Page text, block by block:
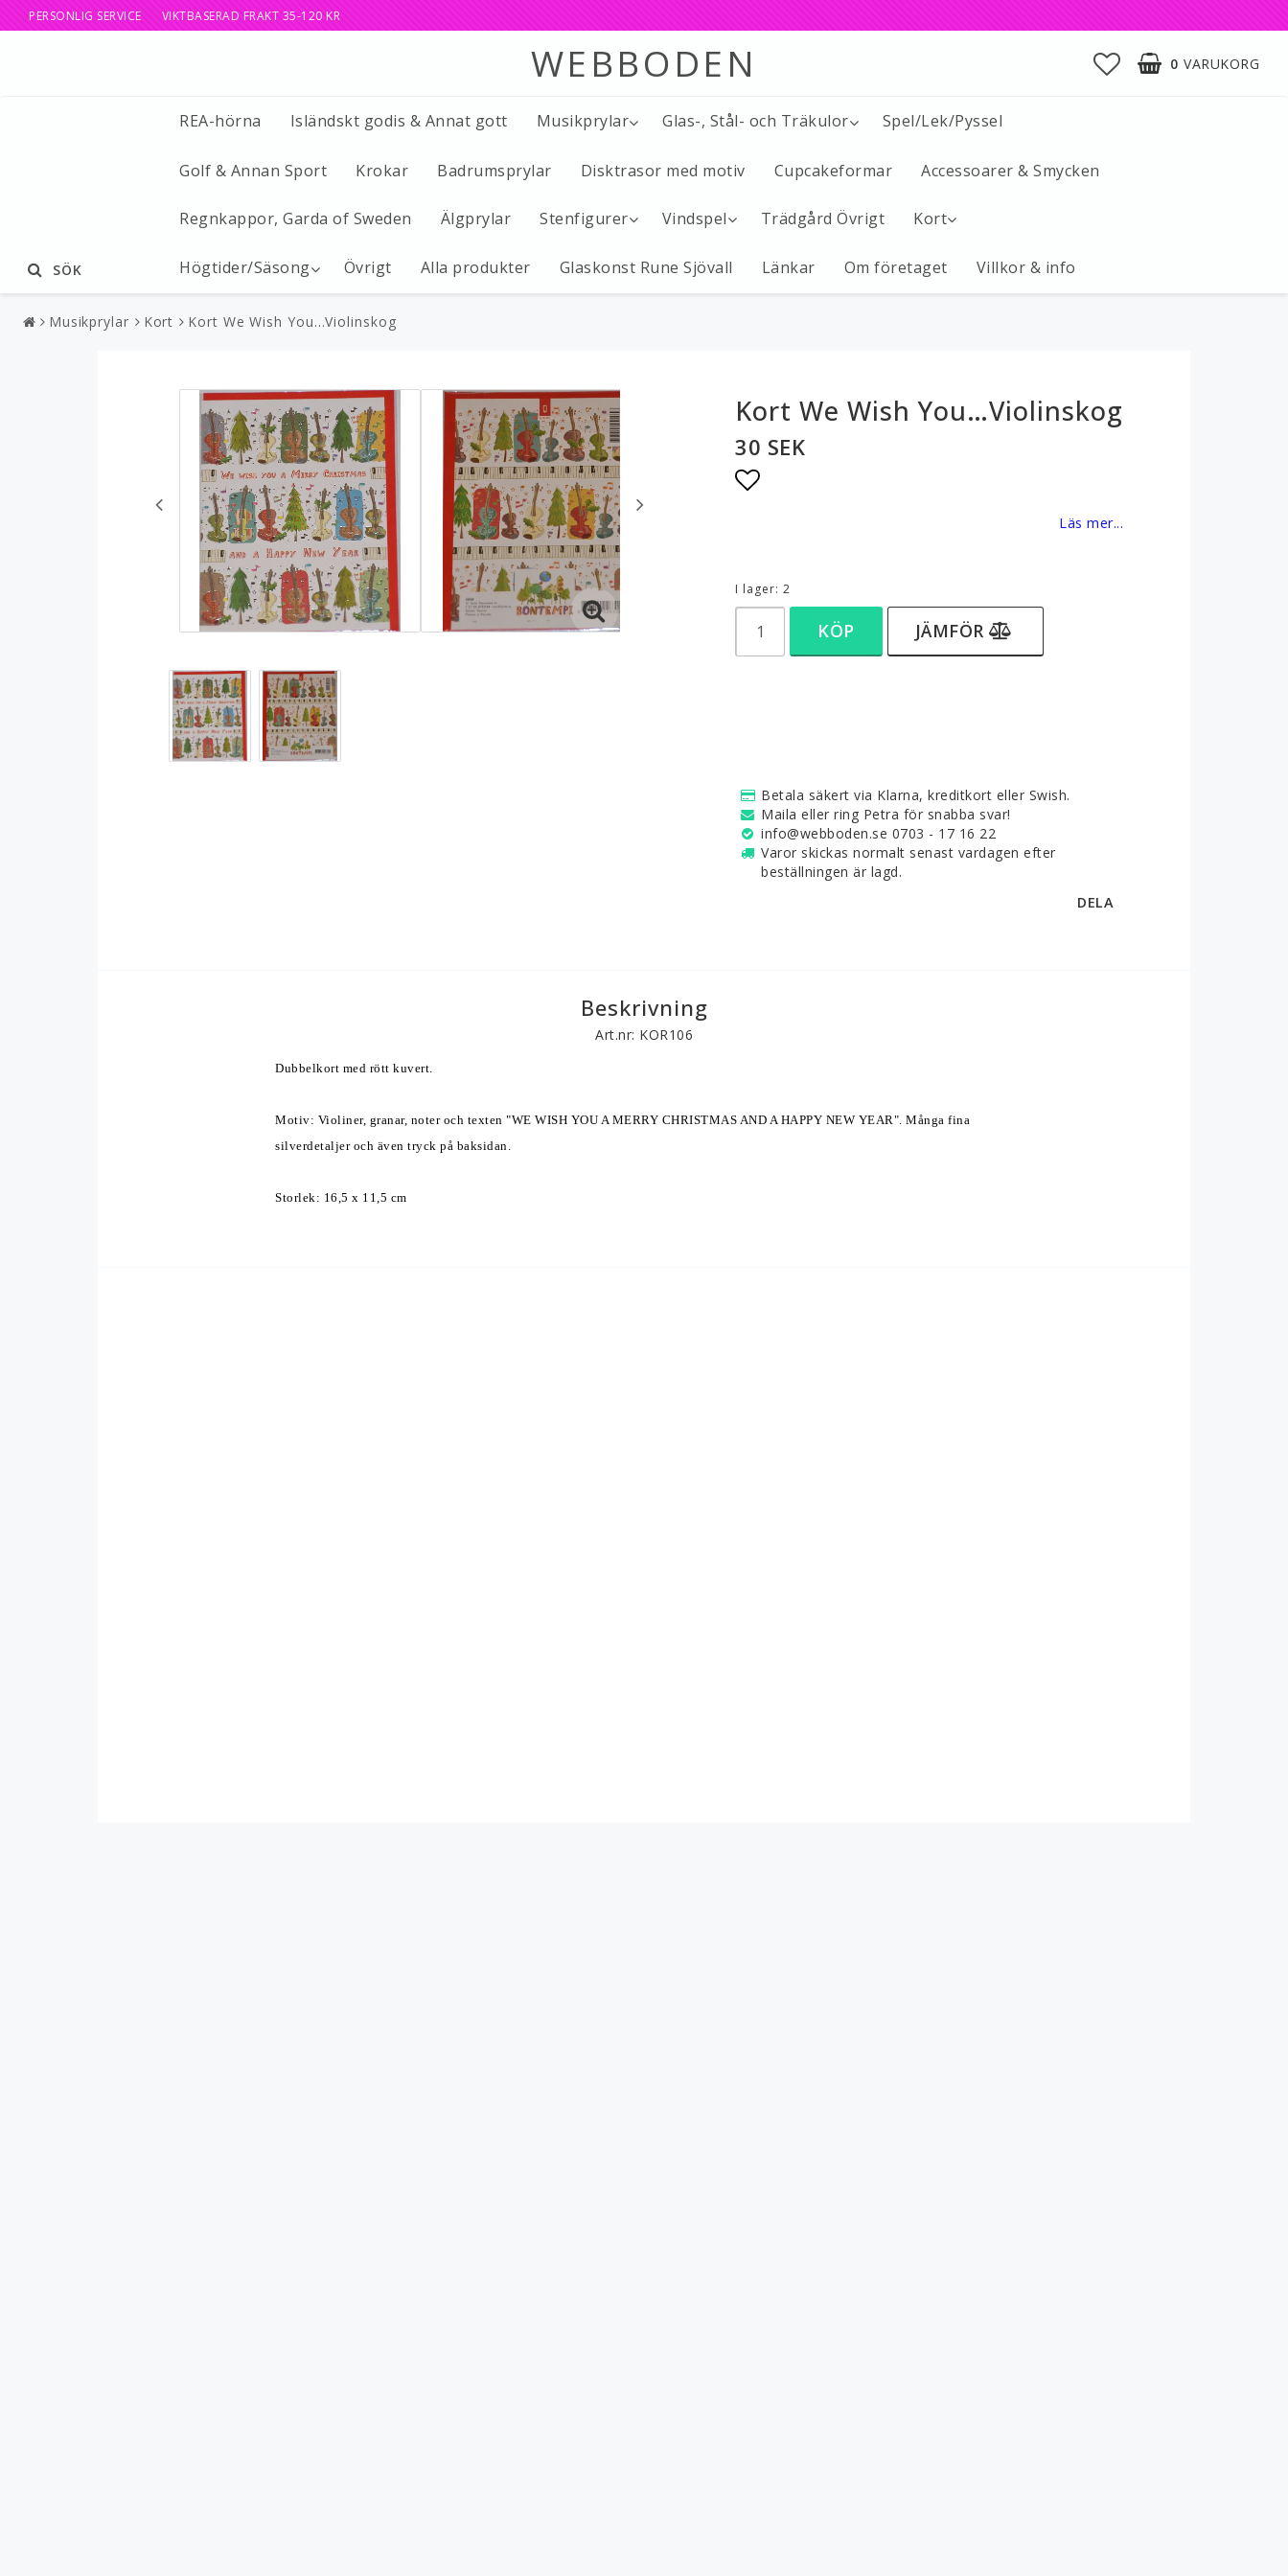
PERSONLIG SERVICE VIKTBASERAD FRAKT 35-120 KR
WEBBODEN 0 VARUKORG
REA-hörna Isländskt godis & Annat gott Musikprylar Glas-, Stål- och Träkulor Spel/Lek/Pyssel
Golf & Annan Sport Krokar Badrumsprylar Disktrasor med motiv Cupcakeformar Accessoarer & Smycken
Regnkappor, Garda of Sweden Älgprylar Stenfigurer Vindspel Trädgård Övrigt Kort
Högtider/Säsong Övrigt Alla produkter Glaskonst Rune Sjövall Länkar Om företaget Villkor & info
SÖK
Musikprylar Kort Kort We Wish You…Violinskog
Kort We Wish You…Violinskog
30 SEK
Läs mer...
I lager: 2
KÖP JÄMFÖR
Betala säkert via Klarna, kreditkort eller Swish.
Maila eller ring Petra för snabba svar!
info@webboden.se 0703 - 17 16 22
Varor skickas normalt senast vardagen efter
beställningen är lagd.
DELA
Beskrivning
Art.nr: KOR106
Dubbelkort med rött kuvert.
Motiv: Violiner, granar, noter och texten "WE WISH YOU A MERRY CHRISTMAS AND A HAPPY NEW YEAR". Många fina
silverdetaljer och även tryck på baksidan.
Storlek: 16,5 x 11,5 cm